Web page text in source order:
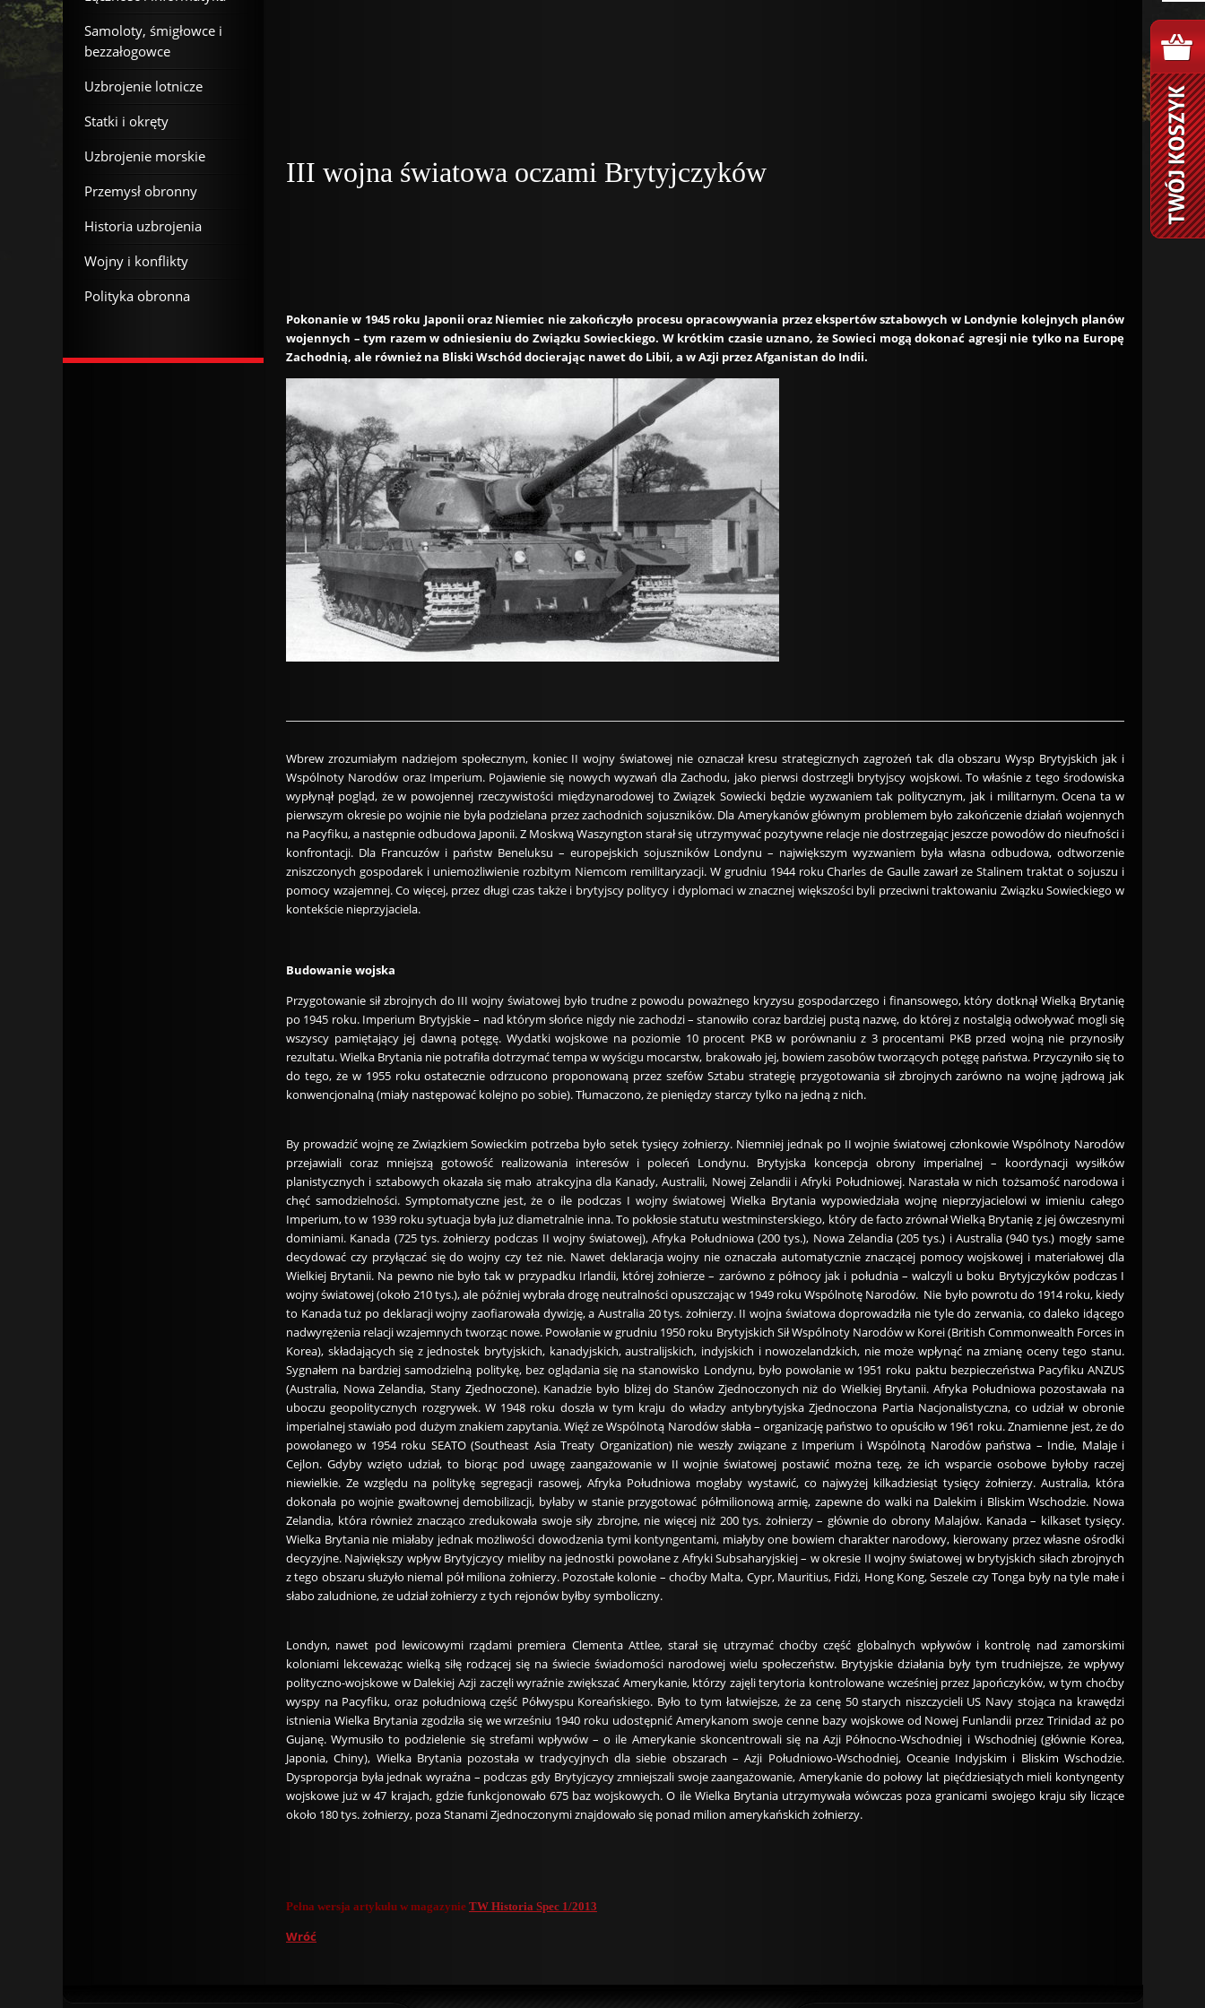
III wojna światowa oczami Brytyjczyków
Pokonanie w 1945 roku Japonii oraz Niemiec nie zakończyło procesu opracowywania przez ekspertów sztabowych w Londynie kolejnych planów
wojennych – tym razem w odniesieniu do Związku Sowieckiego. W krótkim czasie uznano, że Sowieci mogą dokonać agresji nie tylko na Europę
Zachodnią, ale również na Bliski Wschód docierając nawet do Libii, a w Azji przez Afganistan do Indii.
Wbrew zrozumiałym nadziejom społecznym, koniec II wojny światowej nie oznaczał kresu strategicznych zagrożeń tak dla obszaru Wysp Brytyjskich jak i
Wspólnoty Narodów oraz Imperium. Pojawienie się nowych wyzwań dla Zachodu, jako pierwsi dostrzegli brytyjscy wojskowi. To właśnie z tego środowiska
wypłynął pogląd, że w powojennej rzeczywistości międzynarodowej to Związek Sowiecki będzie wyzwaniem tak politycznym, jak i militarnym. Ocena ta w
pierwszym okresie po wojnie nie była podzielana przez zachodnich sojuszników. Dla Amerykanów głównym problemem było zakończenie działań wojennych
na Pacyfiku, a następnie odbudowa Japonii. Z Moskwą Waszyngton starał się utrzymywać pozytywne relacje nie dostrzegając jeszcze powodów do nieufności i
konfrontacji. Dla Francuzów i państw Beneluksu – europejskich sojuszników Londynu – największym wyzwaniem była własna odbudowa, odtworzenie
zniszczonych gospodarek i uniemożliwienie rozbitym Niemcom remilitaryzacji. W grudniu 1944 roku Charles de Gaulle zawarł ze Stalinem traktat o sojuszu i
pomocy wzajemnej. Co więcej, przez długi czas także i brytyjscy politycy i dyplomaci w znacznej większości byli przeciwni traktowaniu Związku Sowieckiego w
kontekście nieprzyjaciela.
Budowanie wojska
Przygotowanie sił zbrojnych do III wojny światowej było trudne z powodu poważnego kryzysu gospodarczego i finansowego, który dotknął Wielką Brytanię
po 1945 roku. Imperium Brytyjskie – nad którym słońce nigdy nie zachodzi – stanowiło coraz bardziej pustą nazwę, do której z nostalgią odwoływać mogli się
wszyscy pamiętający jej dawną potęgę. Wydatki wojskowe na poziomie 10 procent PKB w porównaniu z 3 procentami PKB przed wojną nie przynosiły
rezultatu. Wielka Brytania nie potrafiła dotrzymać tempa w wyścigu mocarstw, brakowało jej, bowiem zasobów tworzących potęgę państwa. Przyczyniło się to
do tego, że w 1955 roku ostatecznie odrzucono proponowaną przez szefów Sztabu strategię przygotowania sił zbrojnych zarówno na wojnę jądrową jak
konwencjonalną (miały następować kolejno po sobie). Tłumaczono, że pieniędzy starczy tylko na jedną z nich.
By prowadzić wojnę ze Związkiem Sowieckim potrzeba było setek tysięcy żołnierzy. Niemniej jednak po II wojnie światowej członkowie Wspólnoty Narodów
przejawiali coraz mniejszą gotowość realizowania interesów i poleceń Londynu. Brytyjska koncepcja obrony imperialnej – koordynacji wysiłków
planistycznych i sztabowych okazała się mało atrakcyjna dla Kanady, Australii, Nowej Zelandii i Afryki Południowej. Narastała w nich tożsamość narodowa i
chęć samodzielności. Symptomatyczne jest, że o ile podczas I wojny światowej Wielka Brytania wypowiedziała wojnę nieprzyjacielowi w imieniu całego
Imperium, to w 1939 roku sytuacja była już diametralnie inna. To pokłosie statutu westminsterskiego, który de facto zrównał Wielką Brytanię z jej ówczesnymi
dominiami. Kanada (725 tys. żołnierzy podczas II wojny światowej), Afryka Południowa (200 tys.), Nowa Zelandia (205 tys.) i Australia (940 tys.) mogły same
decydować czy przyłączać się do wojny czy też nie. Nawet deklaracja wojny nie oznaczała automatycznie znaczącej pomocy wojskowej i materiałowej dla
Wielkiej Brytanii. Na pewno nie było tak w przypadku Irlandii, której żołnierze – zarówno z północy jak i południa – walczyli u boku Brytyjczyków podczas I
wojny światowej (około 210 tys.), ale później wybrała drogę neutralności opuszczając w 1949 roku Wspólnotę Narodów. Nie było powrotu do 1914 roku, kiedy
to Kanada tuż po deklaracji wojny zaofiarowała dywizję, a Australia 20 tys. żołnierzy. II wojna światowa doprowadziła nie tyle do zerwania, co daleko idącego
nadwyrężenia relacji wzajemnych tworząc nowe. Powołanie w grudniu 1950 roku Brytyjskich Sił Wspólnoty Narodów w Korei (British Commonwealth Forces in
Korea), składających się z jednostek brytyjskich, kanadyjskich, australijskich, indyjskich i nowozelandzkich, nie może wpłynąć na zmianę oceny tego stanu.
Sygnałem na bardziej samodzielną politykę, bez oglądania się na stanowisko Londynu, było powołanie w 1951 roku paktu bezpieczeństwa Pacyfiku ANZUS
(Australia, Nowa Zelandia, Stany Zjednoczone). Kanadzie było bliżej do Stanów Zjednoczonych niż do Wielkiej Brytanii. Afryka Południowa pozostawała na
uboczu geopolitycznych rozgrywek. W 1948 roku doszła w tym kraju do władzy antybrytyjska Zjednoczona Partia Nacjonalistyczna, co udział w obronie
imperialnej stawiało pod dużym znakiem zapytania. Więź ze Wspólnotą Narodów słabła – organizację państwo to opuściło w 1961 roku. Znamienne jest, że do
powołanego w 1954 roku SEATO (Southeast Asia Treaty Organization) nie weszły związane z Imperium i Wspólnotą Narodów państwa – Indie, Malaje i
Cejlon. Gdyby wzięto udział, to biorąc pod uwagę zaangażowanie w II wojnie światowej postawić można tezę, że ich wsparcie osobowe byłoby raczej
niewielkie. Ze względu na politykę segregacji rasowej, Afryka Południowa mogłaby wystawić, co najwyżej kilkadziesiąt tysięcy żołnierzy. Australia, która
dokonała po wojnie gwałtownej demobilizacji, byłaby w stanie przygotować półmilionową armię, zapewne do walki na Dalekim i Bliskim Wschodzie. Nowa
Zelandia, która również znacząco zredukowała swoje siły zbrojne, nie więcej niż 200 tys. żołnierzy – głównie do obrony Malajów. Kanada – kilkaset tysięcy.
Wielka Brytania nie miałaby jednak możliwości dowodzenia tymi kontyngentami, miałyby one bowiem charakter narodowy, kierowany przez własne ośrodki
decyzyjne. Największy wpływ Brytyjczycy mieliby na jednostki powołane z Afryki Subsaharyjskiej – w okresie II wojny światowej w brytyjskich siłach zbrojnych
z tego obszaru służyło niemal pół miliona żołnierzy. Pozostałe kolonie – choćby Malta, Cypr, Mauritius, Fidżi, Hong Kong, Seszele czy Tonga były na tyle małe i
słabo zaludnione, że udział żołnierzy z tych rejonów byłby symboliczny.
Londyn, nawet pod lewicowymi rządami premiera Clementa Attlee, starał się utrzymać choćby część globalnych wpływów i kontrolę nad zamorskimi
koloniami lekceważąc wielką siłę rodzącej się na świecie świadomości narodowej wielu społeczeństw. Brytyjskie działania były tym trudniejsze, że wpływy
polityczno-wojskowe w Dalekiej Azji zaczęli wyraźnie zwiększać Amerykanie, którzy zajęli terytoria kontrolowane wcześniej przez Japończyków, w tym choćby
wyspy na Pacyfiku, oraz południową część Półwyspu Koreańskiego. Było to tym łatwiejsze, że za cenę 50 starych niszczycieli US Navy stojąca na krawędzi
istnienia Wielka Brytania zgodziła się we wrześniu 1940 roku udostępnić Amerykanom swoje cenne bazy wojskowe od Nowej Funlandii przez Trinidad aż po
Gujanę. Wymusiło to podzielenie się strefami wpływów – o ile Amerykanie skoncentrowali się na Azji Północno-Wschodniej i Wschodniej (głównie Korea,
Japonia, Chiny), Wielka Brytania pozostała w tradycyjnych dla siebie obszarach – Azji Południowo-Wschodniej, Oceanie Indyjskim i Bliskim Wschodzie.
Dysproporcja była jednak wyraźna – podczas gdy Brytyjczycy zmniejszali swoje zaangażowanie, Amerykanie do połowy lat pięćdziesiątych mieli kontyngenty
wojskowe już w 47 krajach, gdzie funkcjonowało 675 baz wojskowych. O ile Wielka Brytania utrzymywała wówczas poza granicami swojego kraju siły liczące
około 180 tys. żołnierzy, poza Stanami Zjednoczonymi znajdowało się ponad milion amerykańskich żołnierzy.
Pełna wersja artykułu w magazynie TW Historia Spec 1/2013
Wróć
Samoloty, śmigłowce i
bezzałogowce
Uzbrojenie lotnicze
Statki i okręty
Uzbrojenie morskie
Przemysł obronny
Historia uzbrojenia
Wojny i konflikty
Polityka obronna